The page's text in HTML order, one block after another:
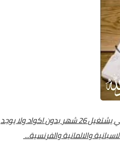
السلام عليك مرحبا بكم متابعين الكرام في هذه التدوينة الجديدة التي نخصصها لي تطبيق روسي يشتغيل 26 شهر بدون اكواد ولا يوجد
والالمانية والفرنسية...